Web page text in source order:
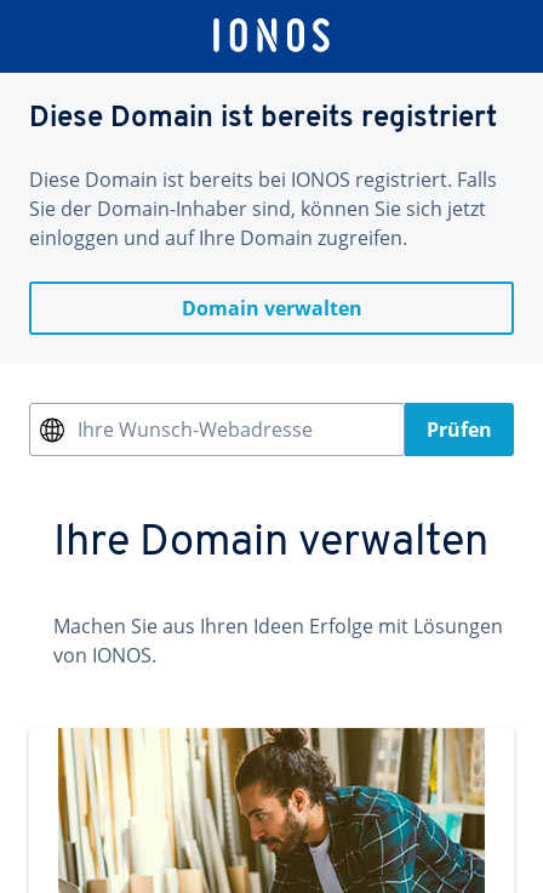
Diese Domain ist bereits registriert
Diese Domain ist bereits bei IONOS registriert. Falls
Sie der Domain-Inhaber sind, können Sie sich jetzt
einloggen und auf Ihre Domain zugreifen.
Domain verwalten
Ihre Wunsch-Webadresse Prüfen
Ihre Domain verwalten
Machen Sie aus Ihren Ideen Erfolge mit Lösungen
von IONOS.